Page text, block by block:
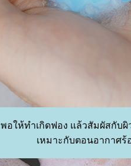
พอให้ทำเกิดฟอง แล้วสัมผัสกับ
เหมาะกับตอนอากาศร้